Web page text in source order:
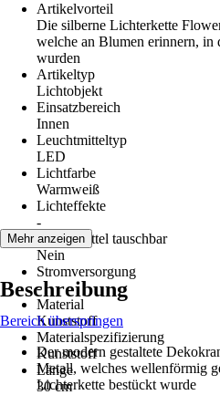
Artikelvorteil
Die silberne Lichterkette
welche an Blumen erinnern, in
wurden
Artikeltyp
Lichtobjekt
Einsatzbereich
Innen
Leuchtmitteltyp
LED
Lichtfarbe
Warmweiß
Lichteffekte
-
Leuchtmittel tauschbar
Nein
Stromversorgung
-
Material
Kunststoff
Materialspezifizierung
Kunststoff
Länge
30 cm
Mehr anzeigen
Beschreibung
Bereich überspringen
Der modern gestaltete
Metall, welches wellenförmig
Lichterkette bestückt wurde